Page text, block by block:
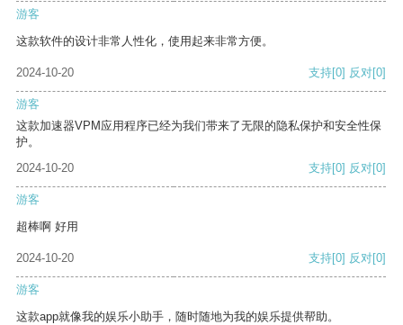
游客
这款软件的设计非常人性化，使用起来非常方便。
2024-10-20 支持[0] 反对[0]
游客
这款加速器VPM应用程序已经为我们带来了无限的隐私保护和安全性保
护。
2024-10-20
支持[0] 反对[0]
游客
超棒啊 好用
2024-10-20 支持[0] 反对[0]
游客
这款app就像我的娱乐小助手，随时随地为我的娱乐提供帮助。